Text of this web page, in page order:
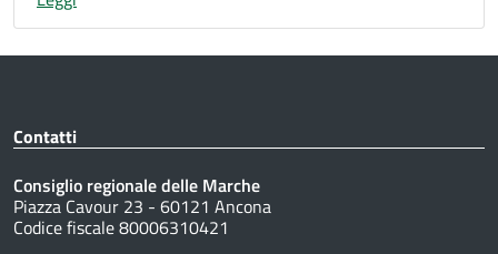
Contatti
Consiglio regionale delle Marche
Piazza Cavour 23 - 60121 Ancona
Codice fiscale 80006310421